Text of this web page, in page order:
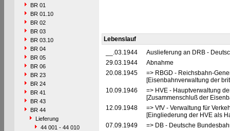
BR 01
BR 01.10
BR 02
BR 03
BR 03.10
BR 04
BR 05
BR 06
BR 23
BR 24
BR 41
BR 43
BR 44
Lieferung
44 001 - 44 010
Lebenslauf
__.03.1944
Auslieferung an DRB -
29.03.1944
Abnahme
20.08.1945
=> RBGD - Reichsbahn-
[Eisenbahnverwaltung der
10.09.1946
=> HVE - Hauptverwaltung
[Zusammenschluß der
12.09.1948
=> VfV - Verwaltung für
[Eingliederung der HVE als
07.09.1949
=> DB - Deutsche